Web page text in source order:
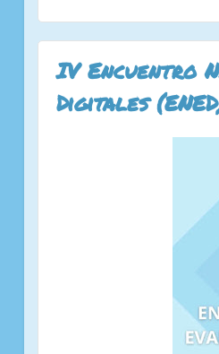
IV Encuentro
Digitales